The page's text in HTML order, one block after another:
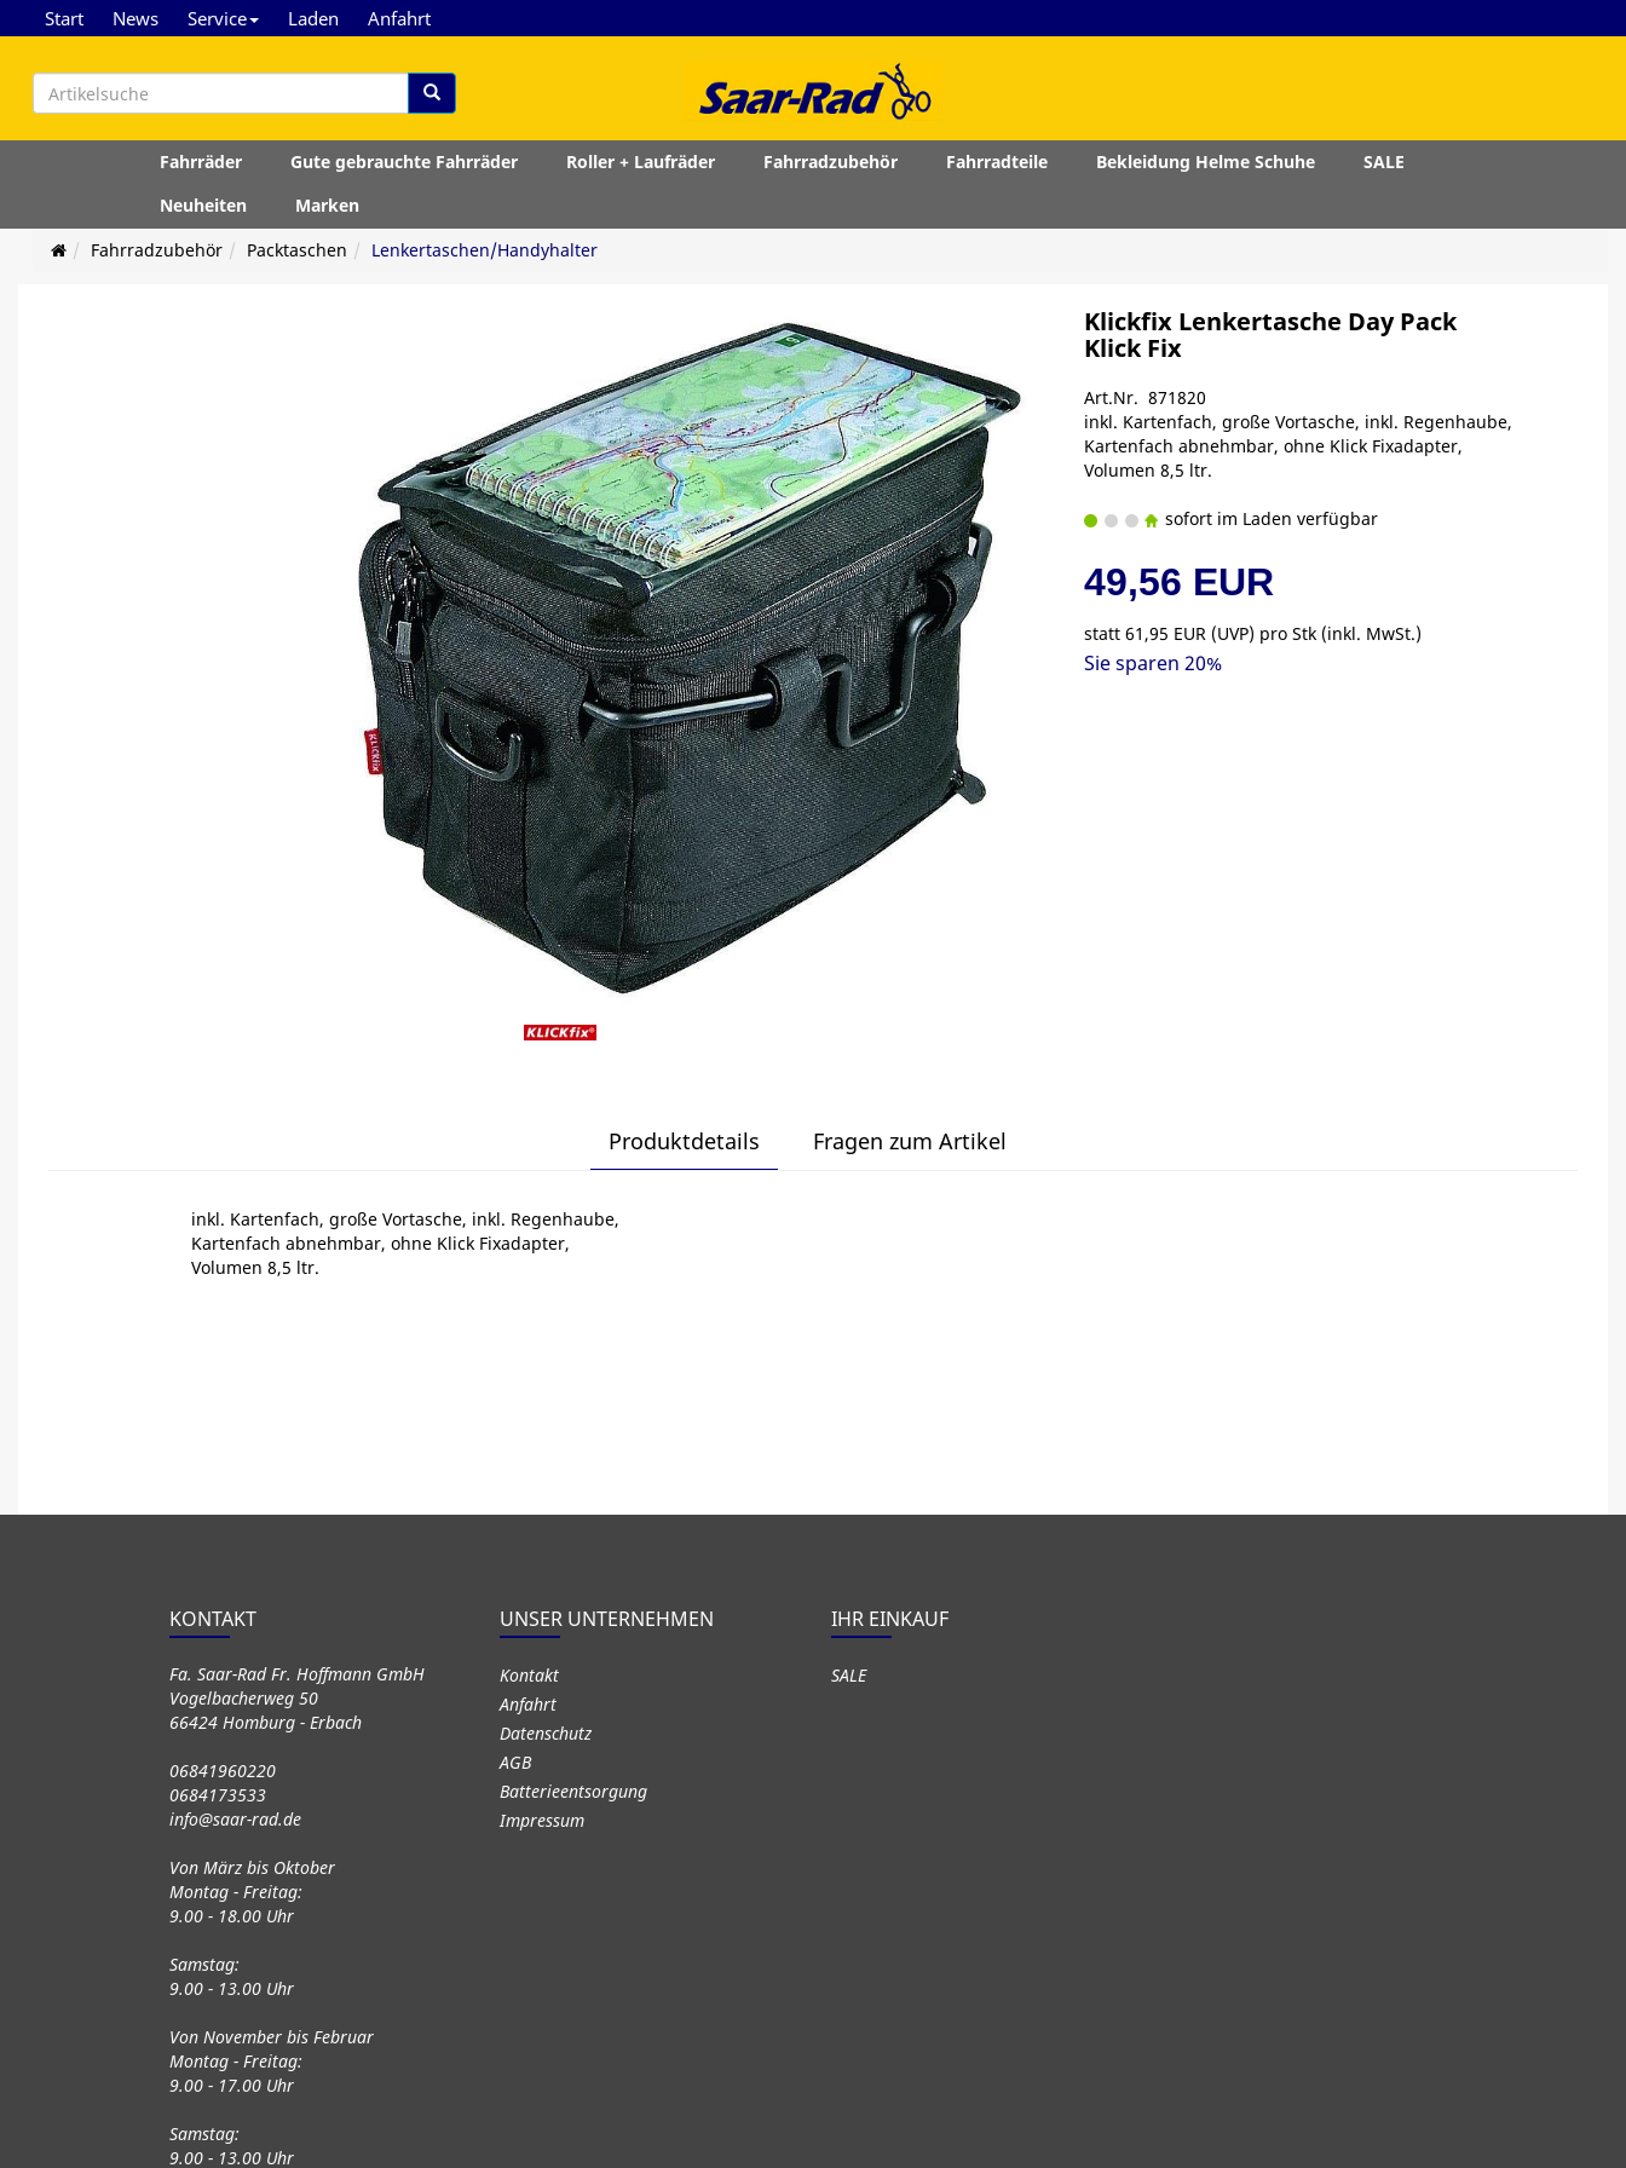
Start News Service Laden Anfahrt
Fahrräder Gute gebrauchte Fahrräder Roller + Laufräder Fahrradzubehör Fahrradteile Bekleidung Helme Schuhe
SALE
Neuheiten
Marken
Fahrradzubehör
Packtaschen Lenkertaschen/Handyhalter
Klickfix Lenkertasche Day Pack
Klick Fix
Art.Nr. 871820
inkl. Kartenfach, große Vortasche, inkl. Regenhaube,
Kartenfach abnehmbar, ohne Klick Fixadapter,
Volumen 8,5 ltr.
sofort im Laden verfügbar
49,56 EUR
statt61,95 EUR (UVP) pro Stk (inkl. MwSt.)
Sie sparen 20%
Produktdetails Fragen zum Artikel
inkl. Kartenfach, große Vortasche, inkl. Regenhaube,
Kartenfach abnehmbar, ohne Klick Fixadapter,
Volumen 8,5 ltr.
KONTAKT
Fa. Saar-Rad Fr. Hoffmann GmbH
Vogelbacherweg 50
66424 Homburg - Erbach
06841960220
0684173533
info@saar-rad.de
Von März bis Oktober
Montag - Freitag:
9.00 - 18.00 Uhr
Samstag:
9.00 - 13.00 Uhr
Von November bis Februar
Montag - Freitag:
9.00 - 17.00 Uhr
Samstag:
9.00 - 13.00 Uhr
UNSER UNTERNEHMEN
Kontakt
Anfahrt
Datenschutz
AGB
Batterieentsorgung
Impressum
IHR EINKAUF
SALE